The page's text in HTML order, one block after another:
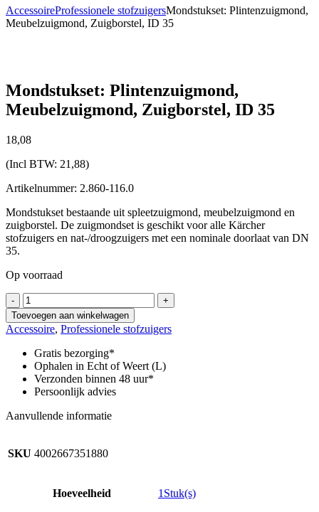
AccessoireProfessionele stofzuigersMondstukset: Plintenzuigmond,
Meubelzuigmond, Zuigborstel, ID 35
Mondstukset: Plintenzuigmond,
Meubelzuigmond, Zuigborstel, ID 35
18,08
(Incl BTW: 21,88)
Artikelnummer: 2.860-116.0
Mondstukset bestaande uit spleetzuigmond, meubelzuigmond en
zuigborstel. De zuigmondset is geschikt voor alle Kärcher
stofzuigers en nat-/droogzuigers met een nominale doorlaat van DN
35.
Op voorraad
-
Mondstukset:
Plintenzuigmond,
Meubelzuigmond,
Zuigborstel,
ID
35
aantal
+
Toevoegen aan winkelwagen
Accessoire, Professionele stofzuigers
Gratis bezorging*
Ophalen in Echt of Weert (L)
Verzonden binnen 48 uur*
Persoonlijk advies
Aanvullende informatie
SKU 4002667351880
Hoeveelheid 1Stuk(s)